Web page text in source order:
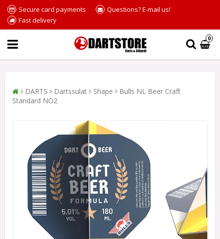
Secure card payments
Questions? E-mail us!
Fast delivery
0
DARTS Dartssulat Shape
Bulls NL Beer Craft
Standard NO2